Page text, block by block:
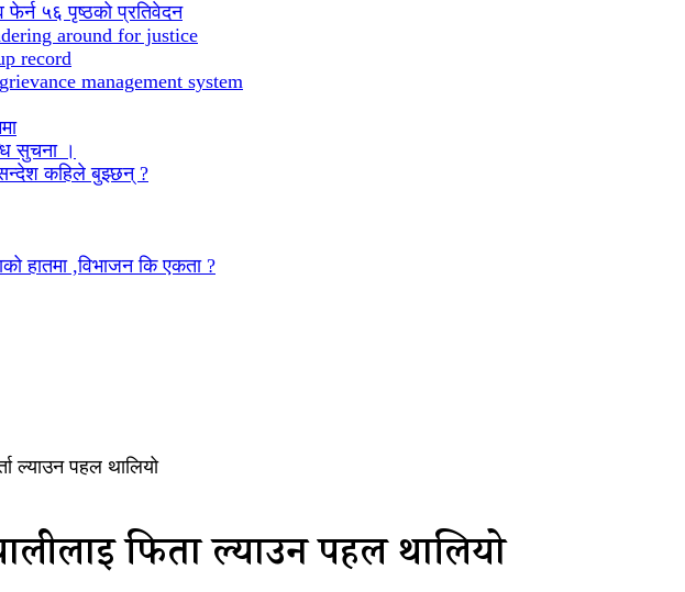
फेर्न ५६ पृष्ठको प्रतिवेदन
around for justice
record
management system
सुचना ।
कहिले बुझ्छन् ?
हातमा ,विभाजन कि एकता ?
ल्याउन पहल थालियो
फिर्ता ल्याउन पहल थालियो